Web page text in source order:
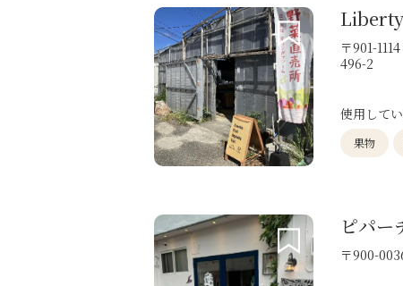
〒901-
496-2
使用して
果物
ピパー
〒900-